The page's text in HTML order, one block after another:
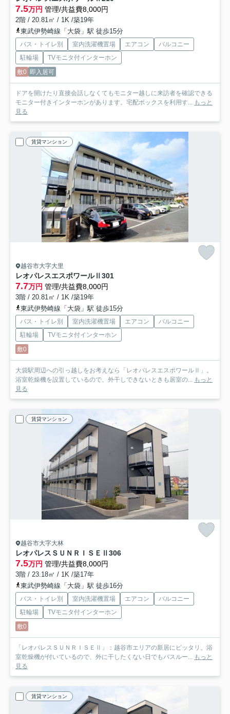
7.5万円 管理/共益費8,000円
2階 / 20.81㎡ / 1K /築19年
東武伊勢崎線「大袋」駅 徒歩15分
バス・トイレ別 室内洗濯機置場 エアコン
バルコニー
駐輪場
TVモニタ付インターホン
敷0 即入居可
ドアを開けたり直接会話しなくてもモニター越しに来訪者を確認できる
モニター付きインターホンがあります。宅配ボックスを利用す... もっと
見る
賃貸マンション
越谷市大字大里
レオパレスエスポワールⅡ 301
7.7万円 管理/共益費8,000円
3階 / 20.81㎡ / 1K /築19年
東武伊勢崎線「大袋」駅 徒歩15分
バス・トイレ別 室内洗濯機置場 エアコン
バルコニー
駐輪場
TVモニタ付インターホン
敷0
大袋駅周辺への引っ越しをお考えなら「レオパレスエスポワールⅡ」。
浴室乾燥機を設置しているので、外干しできないときも居室の... もっと
見る
賃貸マンション
越谷市大字大林
レオパレスＳＵＮＲＩＳＥⅡ 306
7.5万円 管理/共益費8,000円
3階 / 23.18㎡ / 1K /築17年
東武伊勢崎線「大袋」駅 徒歩16分
バス・トイレ別 室内洗濯機置場 エアコン
バルコニー
駐輪場
TVモニタ付インターホン
敷0
「レオパレスＳＵＮＲＩＳＥⅡ」：越谷市エリアの新居にピッタリ。浴
室乾燥機が付いているので、外に干したくない日でもバスルー... もっと
見る
賃貸マンション